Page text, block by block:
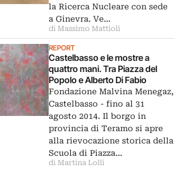
la Ricerca Nucleare con sede
a Ginevra. Ve…
di Massimo Mattioli
REPORT
Castelbasso e le mostre a
quattro mani. Tra Piazza del
Popolo e Alberto Di Fabio
Fondazione Malvina Menegaz,
Castelbasso - fino al 31
agosto 2014. Il borgo in
provincia di Teramo si apre
alla rievocazione storica della
Scuola di Piazza…
di Martina Lolli